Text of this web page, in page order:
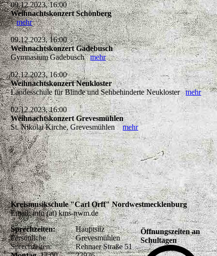
09.12.2023, 16:00
Weihnachtskonzert Schönberg
mehr
09.12.2023, 16:00
Weihnachtskonzert Gadebusch
Gymnasium Gadebuschmehr
02.12.2023, 16:00
Weihnachtskonzert Neukloster
Landesschule für Blinde und Sehbehinderte Neuklostermehr
02.12.2023, 16:00
Weihnachtskonzert Grevesmühlen
St. Nikolai Kirche, Grevesmühlenmehr
Kreismusikschule "Carl Orff" Nordwestmecklenburg
Email: info (at) kms-nwm.de
Sprechzeiten:
Persönliche
Sprechzeiten:
Hauptsitz
Grevesmühlen
Rehnaer Straße 51
Öffnungszeiten an
Schultagen